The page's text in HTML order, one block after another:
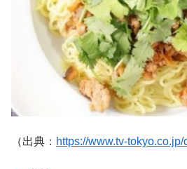
（出典： https://www.tv-